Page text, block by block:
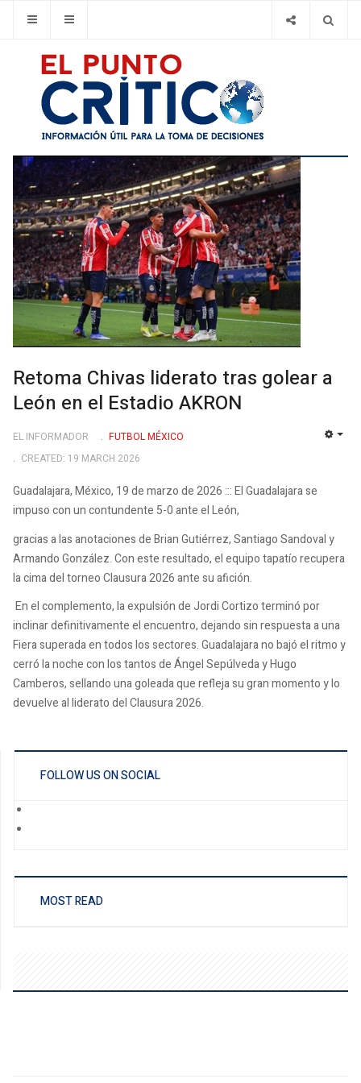
Retoma Chivas liderato tras golear a
León en el Estadio AKRON
EL INFORMADOR
FUTBOL MÉXICO
CREATED: 19 MARCH 2026
Guadalajara, México, 19 de marzo de 2026 ::: El Guadalajara se
impuso con un contundente 5-0 ante el León,
gracias a las anotaciones de Brian Gutiérrez, Santiago Sandoval y
Armando González. Con este resultado, el equipo tapatío recupera
la cima del torneo Clausura 2026 ante su afición.
En el complemento, la expulsión de Jordi Cortizo terminó por
inclinar definitivamente el encuentro, dejando sin respuesta a una
Fiera superada en todos los sectores. Guadalajara no bajó el ritmo y
cerró la noche con los tantos de Ángel Sepúlveda y Hugo
Camberos, sellando una goleada que refleja su gran momento y lo
devuelve al liderato del Clausura 2026.
FOLLOW US ON SOCIAL
MOST READ